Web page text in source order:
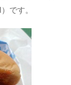
です。